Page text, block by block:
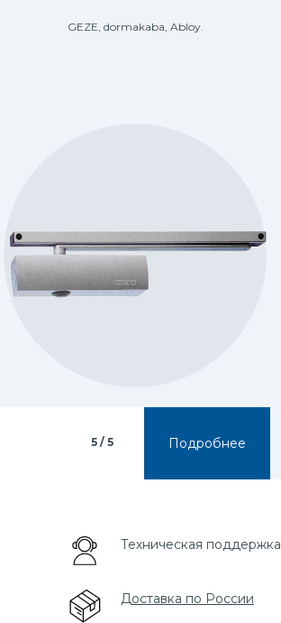
Подробнее
5 / 5 предложений
GEZE, dormakaba, Abloy.
5 / 5
Техническая поддержка
Доставка по России